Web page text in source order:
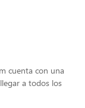
cuenta con una
a todos los